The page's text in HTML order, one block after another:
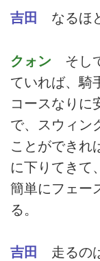
吉田 なるほ
クォン そし
ていれば、騎
コースなりに
で、スウィン
ことができれ
に下りてきて
簡単にフェー
る。
吉田
走るの